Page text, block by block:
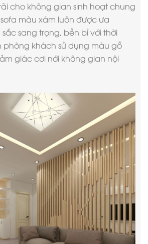
cho không gian sinh hoạt chung
màu xám luôn được ưa
sang trọng, bền bỉ với thời
khách sử dụng màu gỗ
giác cơi nới không gian nội